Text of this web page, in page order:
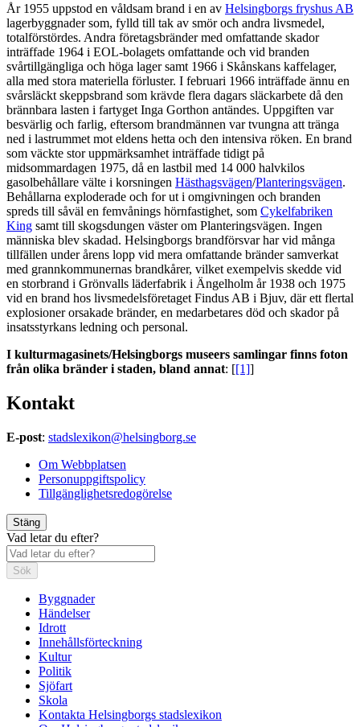
År 1955 uppstod en våldsam brand i en av Helsingborgs fryshus AB
lagerbyggnader som, fylld till tak av smör och andra livsmedel,
totalförstördes. Andra företagsbränder med omfattande skador
inträffade 1964 i EOL-bolagets omfattande och vid branden
svårtillgängliga och höga lager samt 1966 i Skånskans kaffelager,
alla med stora materiella förluster. I februari 1966 inträffade ännu en
svårsläckt skeppsbrand som krävde flera dagars släckarbete då den
brännbara lasten i fartyget Inga Gorthon antändes. Uppgiften var
besvärlig och farlig, eftersom brandmännen var tvungna att tränga
ned i lastrummet mot eldens hetta och den intensiva röken. En brand
som väckte stor uppmärksamhet inträffade tidigt på
midsommardagen 1975, då en lastbil med 14 000 halvkilos
gasolbehållare välte i korsningen Hästhagsvägen/Planteringsvägen.
Behållarna exploderade och for ut i omgivningen och branden
spreds till såväl en femvånings hörnfastighet, som Cykelfabriken
King samt till skogsdungen väster om Planteringsvägen. Ingen
människa blev skadad. Helsingborgs brandförsvar har vid många
tillfällen under årens lopp vid mera omfattande bränder samverkat
med grannkommunernas brandkårer, vilket exempelvis skedde vid
en storbrand i Grönvalls läderfabrik i Ängelholm år 1938 och 1975
vid en brand hos livsmedelsföretaget Findus AB i Bjuv, där ett flertal
explosioner orsakade bränder, en medarbetares död och skador på
insatsstyrkans ledning och personal.
I kulturmagasinets/Helsingborgs museers samlingar finns foton
från olika bränder i staden, bland annat: [[1]]
Kontakt
E-post: stadslexikon@helsingborg.se
Om Webbplatsen
Personuppgiftspolicy
Tillgänglighetsredogörelse
Stäng
Vad letar du efter?
Sök
Byggnader
Händelser
Idrott
Innehållsförteckning
Kultur
Politik
Sjöfart
Skola
Kontakta Helsingborgs stadslexikon